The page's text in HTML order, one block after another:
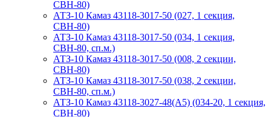
СВН-80)
АТЗ-10 Камаз 43118-3017-50 (027, 1 секция,
СВН-80)
АТЗ-10 Камаз 43118-3017-50 (034, 1 секция,
СВН-80, сп.м.)
АТЗ-10 Камаз 43118-3017-50 (008, 2 секции,
СВН-80)
АТЗ-10 Камаз 43118-3017-50 (038, 2 секции,
СВН-80, сп.м.)
АТЗ-10 Камаз 43118-3027-48(A5) (034-20, 1 секция,
СВН-80)